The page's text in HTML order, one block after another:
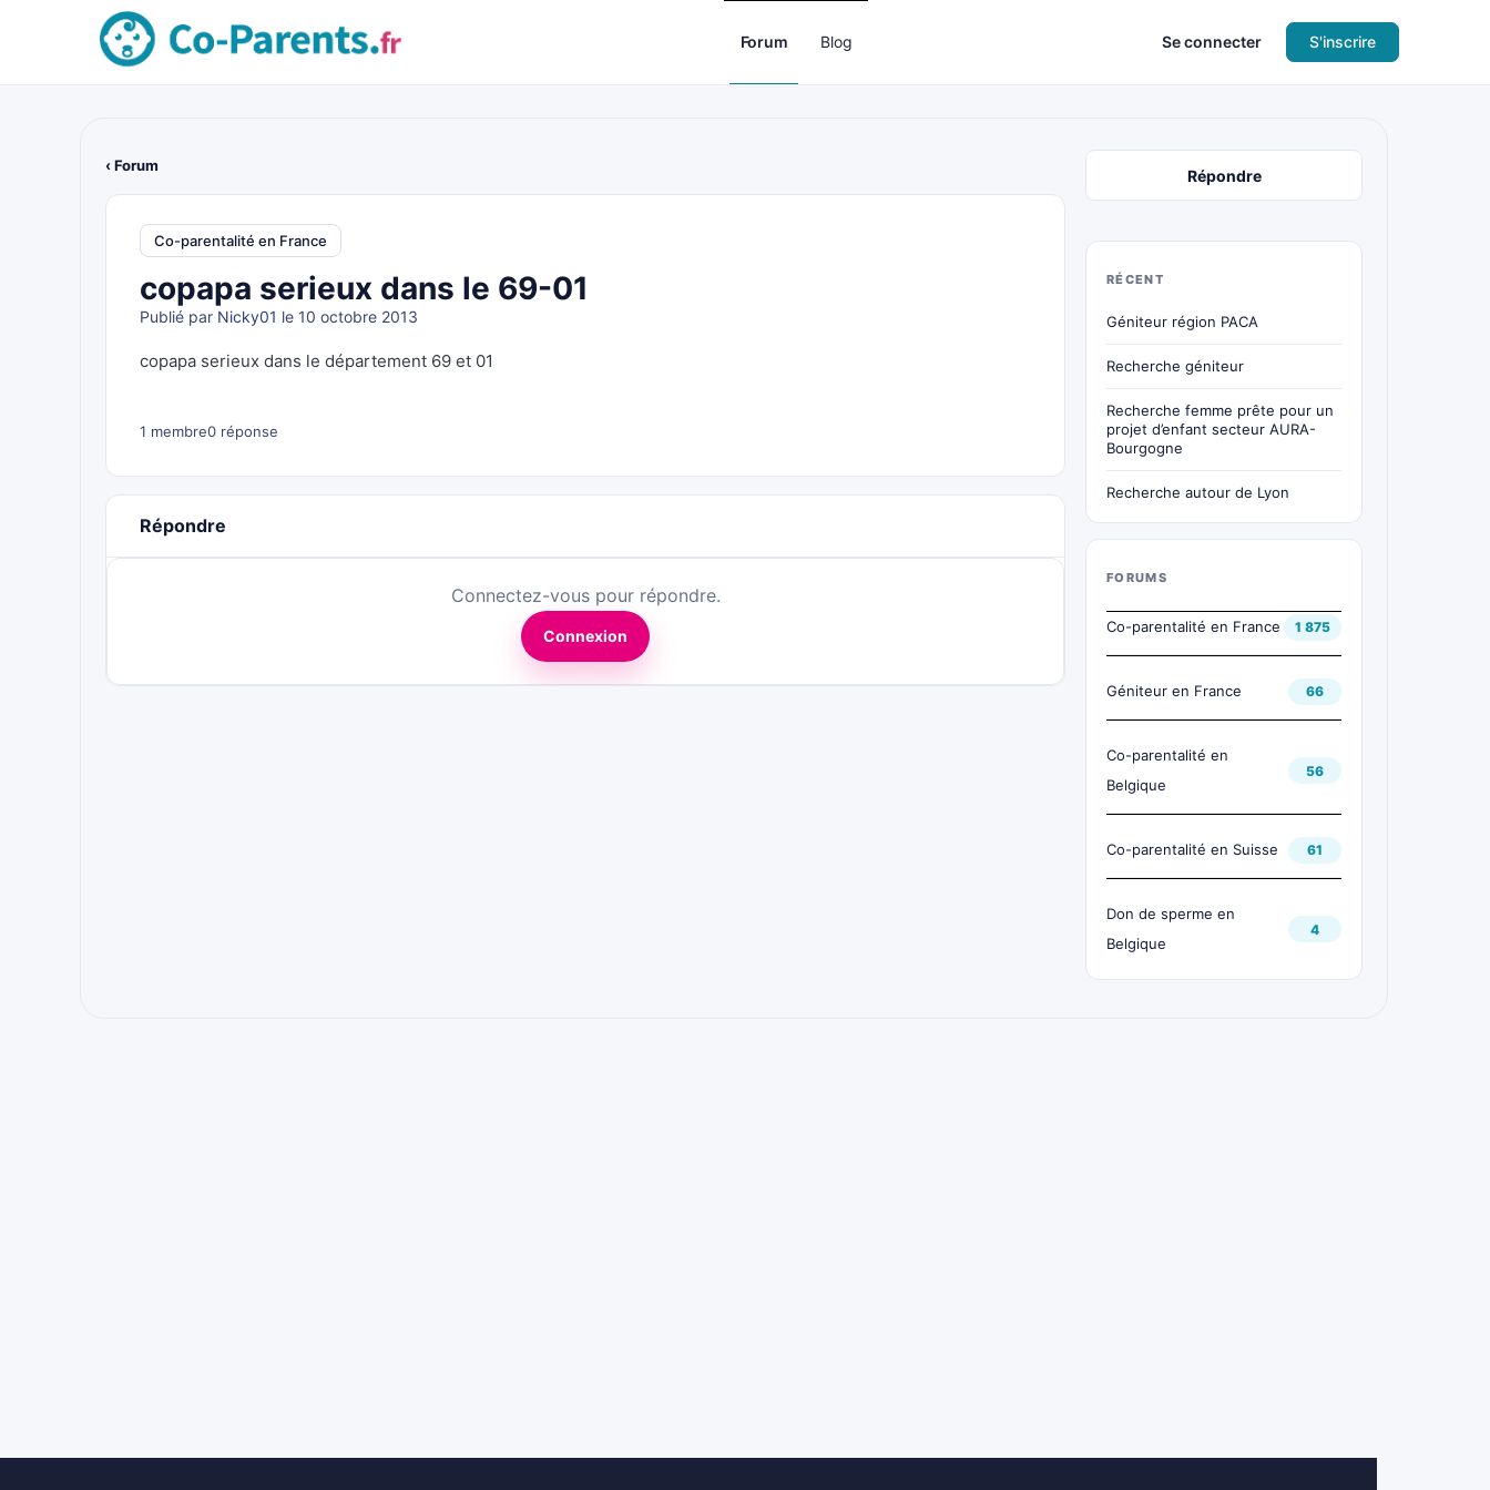
Forum Blog Se connecter S'inscrire
‹ Forum
Co-parentalité en France
copapa serieux dans le 69-01
Publié par Nicky01 le 10 octobre 2013
copapa serieux dans le département 69 et 01
1 membre0 réponse
Répondre
Connectez-vous pour répondre.
Connexion
Répondre
RÉCENT
Géniteur région PACA
Recherche géniteur
Recherche femme prête pour un
projet d’enfant secteur AURA-
Bourgogne
Recherche autour de Lyon
FORUMS
Co-parentalité en France 1 875
Géniteur en France 66
Co-parentalité en
Belgique
56
Co-parentalité en Suisse 61
Don de sperme en
Belgique
4